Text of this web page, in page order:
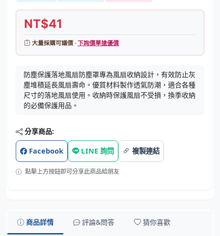
NT$41
大量採購可議價 ·下詢價單搶優價
防塵保護落地風扇防塵罩專為風扇收納設計，有效防止灰
塵堆積延長風扇壽命。優質材料製作透氣防潮，適合各種
尺寸的落地風扇使用。收納時保護風扇不受損，換季收納
的必備保護用品。
分享商品:
Facebook LINE 詢問 複製連結
點擊上方按鈕即可分享此商品給朋友
商品詳情 評論&問答 猜你喜歡